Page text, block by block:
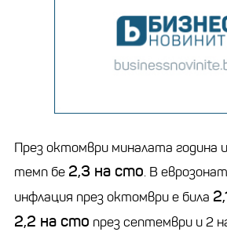
През октомври миналата година
темп бе 2,3 на сто. В
инфлация през октомври е била
2,2 на сто през септември и 2